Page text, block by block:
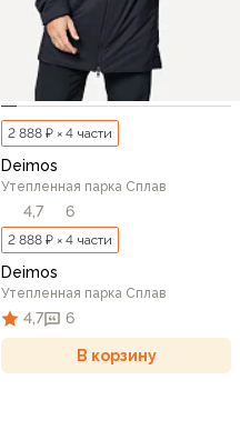
2 888 ₽ × 4 части
Deimos
Утепленная парка Сплав
4,7 6
2 888 ₽ × 4 части
Deimos
Утепленная парка Сплав
4,7 6
В корзину